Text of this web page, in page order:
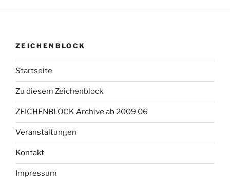
ZEICHENBLOCK
Startseite
Zu diesem Zeichenblock
ZEICHENBLOCK Archive ab 2009 06
Veranstaltungen
Kontakt
Impressum